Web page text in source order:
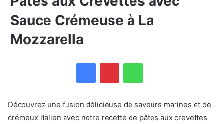
Sauce Crémeuse à La
Mozzarella
WhatsApp
Découvrez une fusion délicieuse de saveurs marines et de
crémeux italien avec notre recette de pâtes aux crevettes